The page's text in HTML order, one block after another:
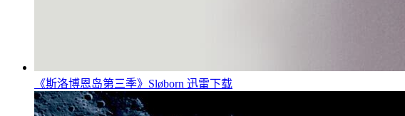
《斯洛博恩岛第三季》Sløborn 迅雷下载